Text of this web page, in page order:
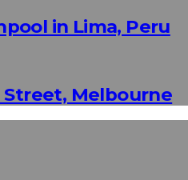
in Lima, Peru
Street, Melbourne